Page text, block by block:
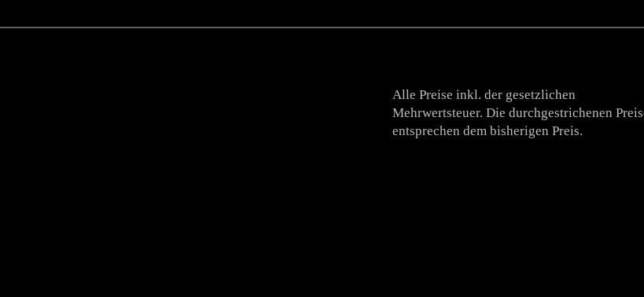
Alle Preise inkl. der gesetzlichen
Mehrwertsteuer. Die durchgestrichenen
entsprechen dem bisherigen Preis.